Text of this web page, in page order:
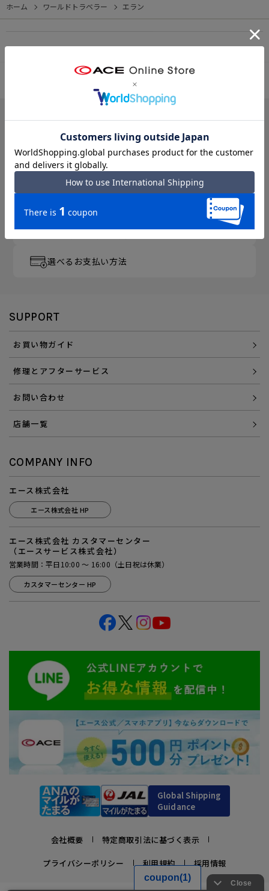
ホーム ワールドトラベラー エラン
までのご注文完了で「当日出荷」
3,300円以上のご購入で
「送料無料」
選べるお支払い方法
SUPPORT
お買い物ガイド
修理とアフターサービス
お問い合わせ
店舗一覧
COMPANY INFO
エース株式会社
エース株式会社 HP
エース株式会社 カスタマーセンター
（エースサービス株式会社）
営業時間：平日10:00 ～ 16:00（土日祝は休業）
カスタマーセンター HP
Global Shipping
Guidance
会社概要 特定商取引法に基づく表示
プライバシーポリシー 利用規約 採用情報